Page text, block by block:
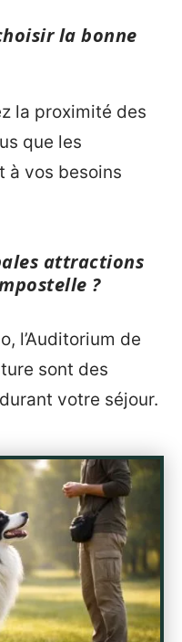
la bonne
la proximité des
que les
à vos besoins
attractions
?
l’Auditorium de
sont des
votre séjour.